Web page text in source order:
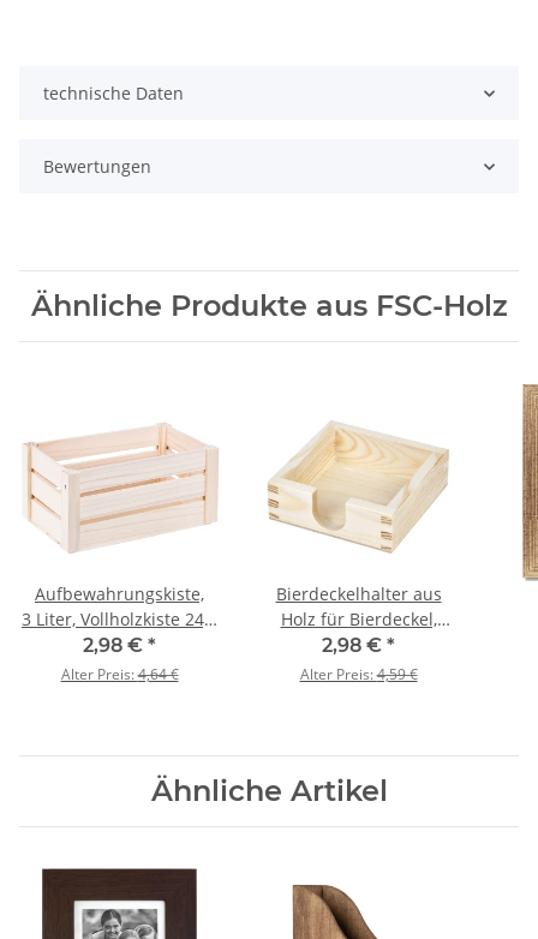
technische Daten
Bewertungen
Ähnliche Produkte aus FSC-Holz
Aufbewahrungskiste,
3 Liter, Vollholzkiste 24,5
x 14,5 x 12,5 cm
2,98 € *
Alter Preis:4,64 €
Bierdeckelhalter aus
Holz für Bierdeckel,
125 × 125 × 45 mm
2,98 € *
Alter Preis:4,59 €
Ähnliche Artikel